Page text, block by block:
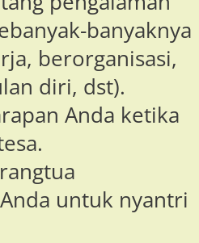
banyaknya
berorganisasi,
diri, dst).
Anda ketika
untuk nyantri